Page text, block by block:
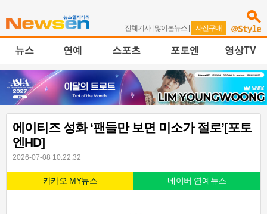
전체기사| 많이본뉴스 | 사진구매
뉴스 연예 스포츠 포토엔 영상TV
에이티즈 성화 ‘팬들만 보면 미소가 절로’[포토
엔HD]
2026-07-08 10:22:32
카카오 MY뉴스 네이버 연예뉴스